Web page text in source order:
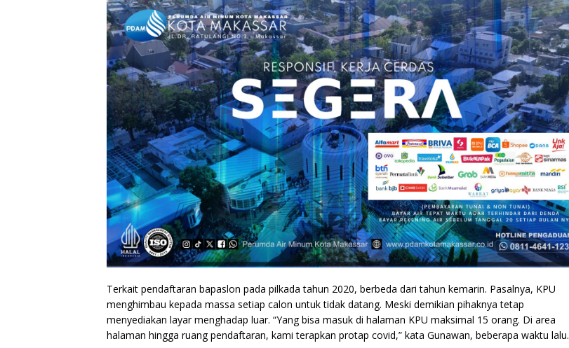
Terkait pendaftaran bapaslon pada pilkada tahun 2020, berbeda dari tahun kemarin. Pasalnya, KPU
menghimbau kepada massa setiap calon untuk tidak datang. Meski demikian pihaknya tetap
menyediakan layar menghadap luar. “Yang bisa masuk di halaman KPU maksimal 15 orang. Di area
halaman hingga ruang pendaftaran, kami terapkan protap covid,” kata Gunawan, beberapa waktu lalu.